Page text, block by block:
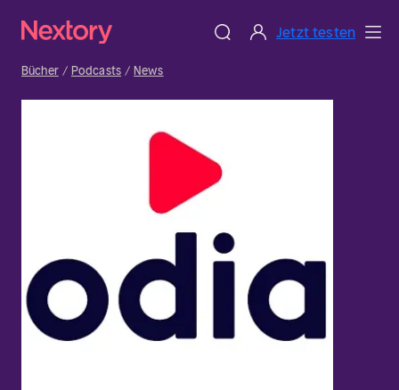
Jetzt testen
Bücher Podcasts News